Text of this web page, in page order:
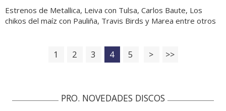
Estrenos de Metallica, Leiva con Tulsa, Carlos Baute, Los
chikos del maíz con Pauliña, Travis Birds y Marea entre otros
1 2 3 4 5 > >>
PRO. NOVEDADES DISCOS